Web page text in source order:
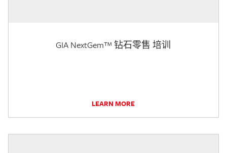
GIA NextGem™ 钻石零售 培训
LEARN MORE